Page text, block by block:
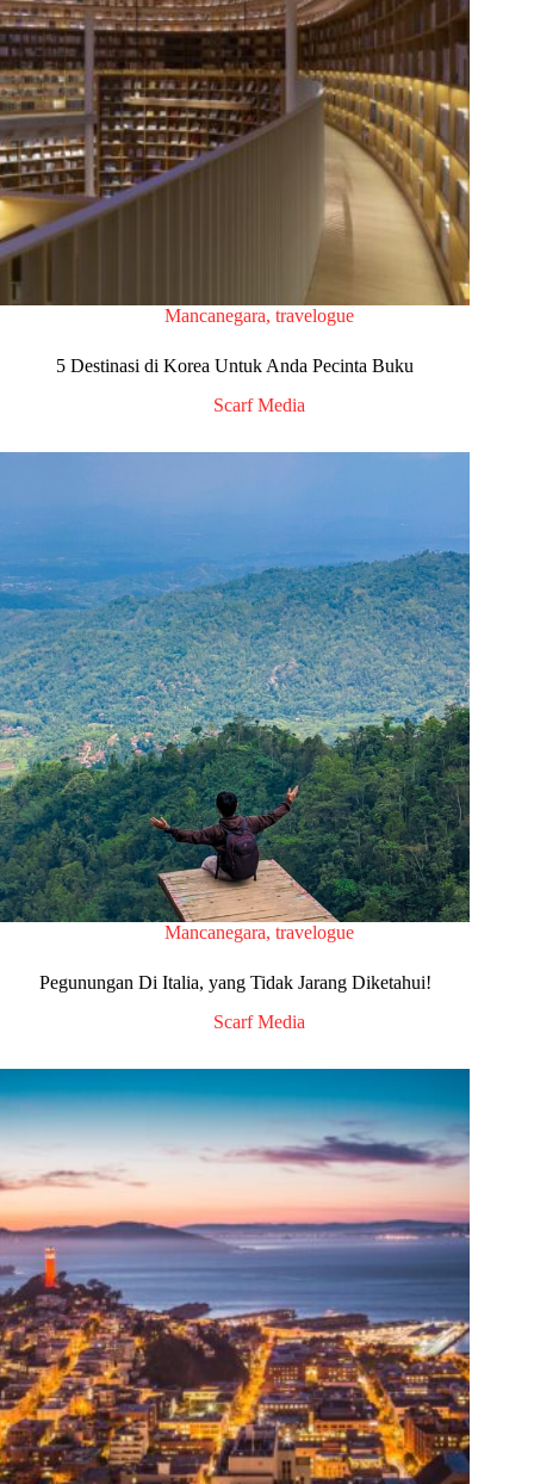
Mancanegara, travelogue
5 Destinasi di Korea Untuk Anda Pecinta Buku
Scarf Media
Mancanegara, travelogue
Pegunungan Di Italia, yang Tidak Jarang Diketahui!
Scarf Media